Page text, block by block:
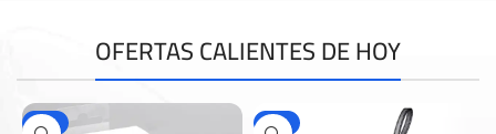
OFERTAS CALIENTES DE HOY
-67% -29%